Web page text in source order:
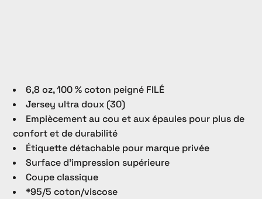
6,8 oz, 100 % coton peigné FILÉ
Jersey ultra doux (30)
Empiècement au cou et aux épaules pour plus de
confort et de durabilité
Étiquette détachable pour marque privée
Surface d’impression supérieure
Coupe classique
*95/5 coton/viscose